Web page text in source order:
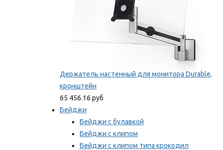
Держатель настенный для монитора Durable,
кронштейн
65 456.16 руб
Бейджи
Бейджи с булавкой
Бейджи с клипом
Бейджи с клипом типа крокодил